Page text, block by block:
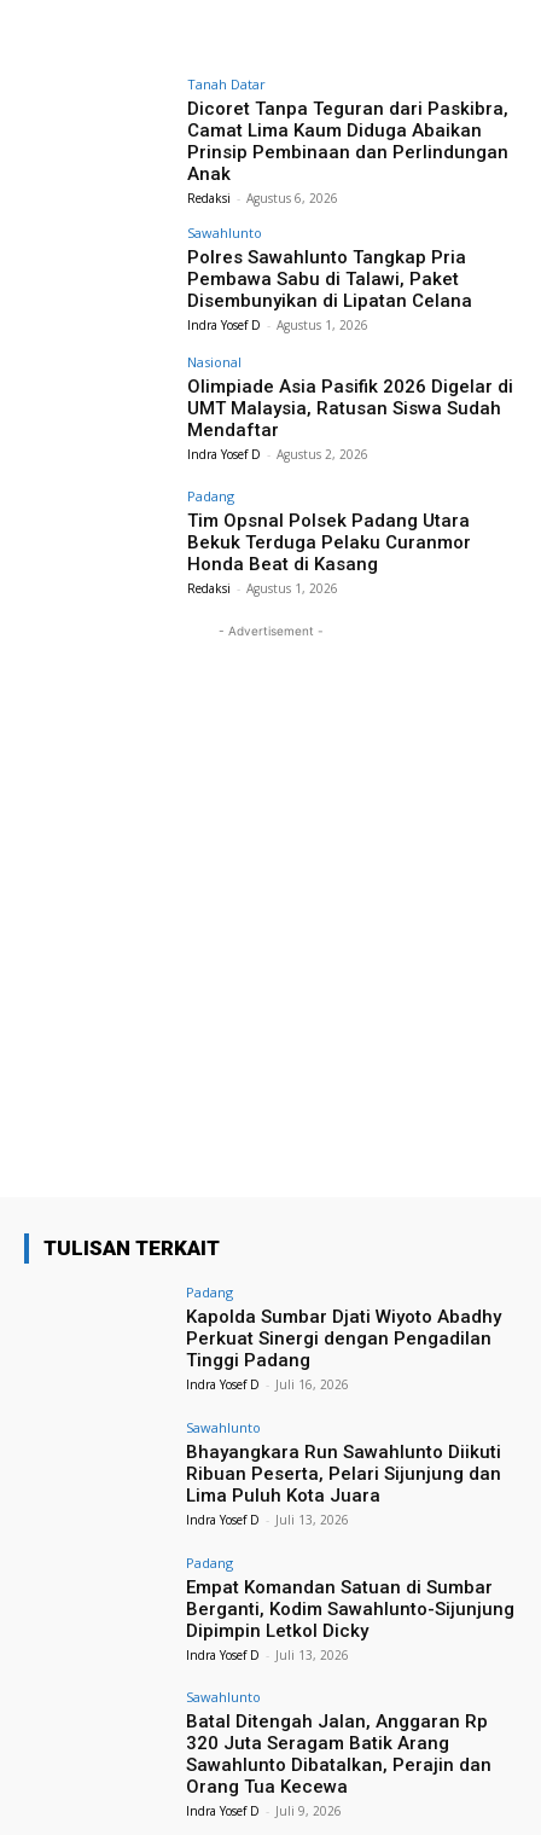
Tanah Datar
Dicoret Tanpa Teguran dari Paskibra,
Camat Lima Kaum Diduga Abaikan
Prinsip Pembinaan dan Perlindungan
Anak
Redaksi - Agustus 6, 2026
Sawahlunto
Polres Sawahlunto Tangkap Pria
Pembawa Sabu di Talawi, Paket
Disembunyikan di Lipatan Celana
Indra Yosef D - Agustus 1, 2026
Nasional
Olimpiade Asia Pasifik 2026 Digelar di
UMT Malaysia, Ratusan Siswa Sudah
Mendaftar
Indra Yosef D - Agustus 2, 2026
Padang
Tim Opsnal Polsek Padang Utara
Bekuk Terduga Pelaku Curanmor
Honda Beat di Kasang
Redaksi - Agustus 1, 2026
- Advertisement -
TULISAN TERKAIT
Padang
Kapolda Sumbar Djati Wiyoto Abadhy
Perkuat Sinergi dengan Pengadilan
Tinggi Padang
Indra Yosef D - Juli 16, 2026
Sawahlunto
Bhayangkara Run Sawahlunto Diikuti
Ribuan Peserta, Pelari Sijunjung dan
Lima Puluh Kota Juara
Indra Yosef D - Juli 13, 2026
Padang
Empat Komandan Satuan di Sumbar
Berganti, Kodim Sawahlunto-Sijunjung
Dipimpin Letkol Dicky
Indra Yosef D - Juli 13, 2026
Sawahlunto
Batal Ditengah Jalan, Anggaran Rp
320 Juta Seragam Batik Arang
Sawahlunto Dibatalkan, Perajin dan
Orang Tua Kecewa
Indra Yosef D - Juli 9, 2026